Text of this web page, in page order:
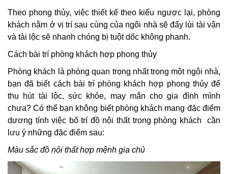
Theo phong thủy, việc thiết kế theo kiểu ngược lại, phòng
khách nằm ở vị trí sau cùng của ngôi nhà sẽ đẩy lùi tài vận
và tài lộc sẽ nhanh chóng bị tuột dốc không phanh.
Cách bài trí phòng khách hợp phong thủy
Phòng khách là phòng quan trọng nhất trong một ngôi nhà,
bạn đã biết cách bài trí phòng khách hợp phong thủy để
thu hút tài lộc, sức khỏe, may mắn cho gia đình mình
chưa? Có thể bạn không biết phòng khách mang đặc điểm
dương tính việc bố trí đồ nội thất trong phòng khách cần
lưu ý những đặc điểm sau:
Màu sắc đồ nội thất hợp mệnh gia chủ